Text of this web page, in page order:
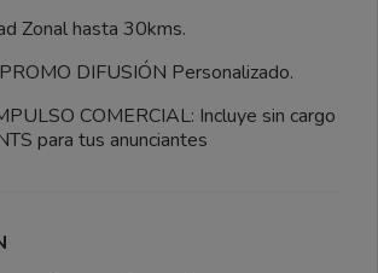
Zonal hasta 30kms.
DIFUSIÓN Personalizado.
COMERCIAL: Incluye sin cargo
para tus anunciantes